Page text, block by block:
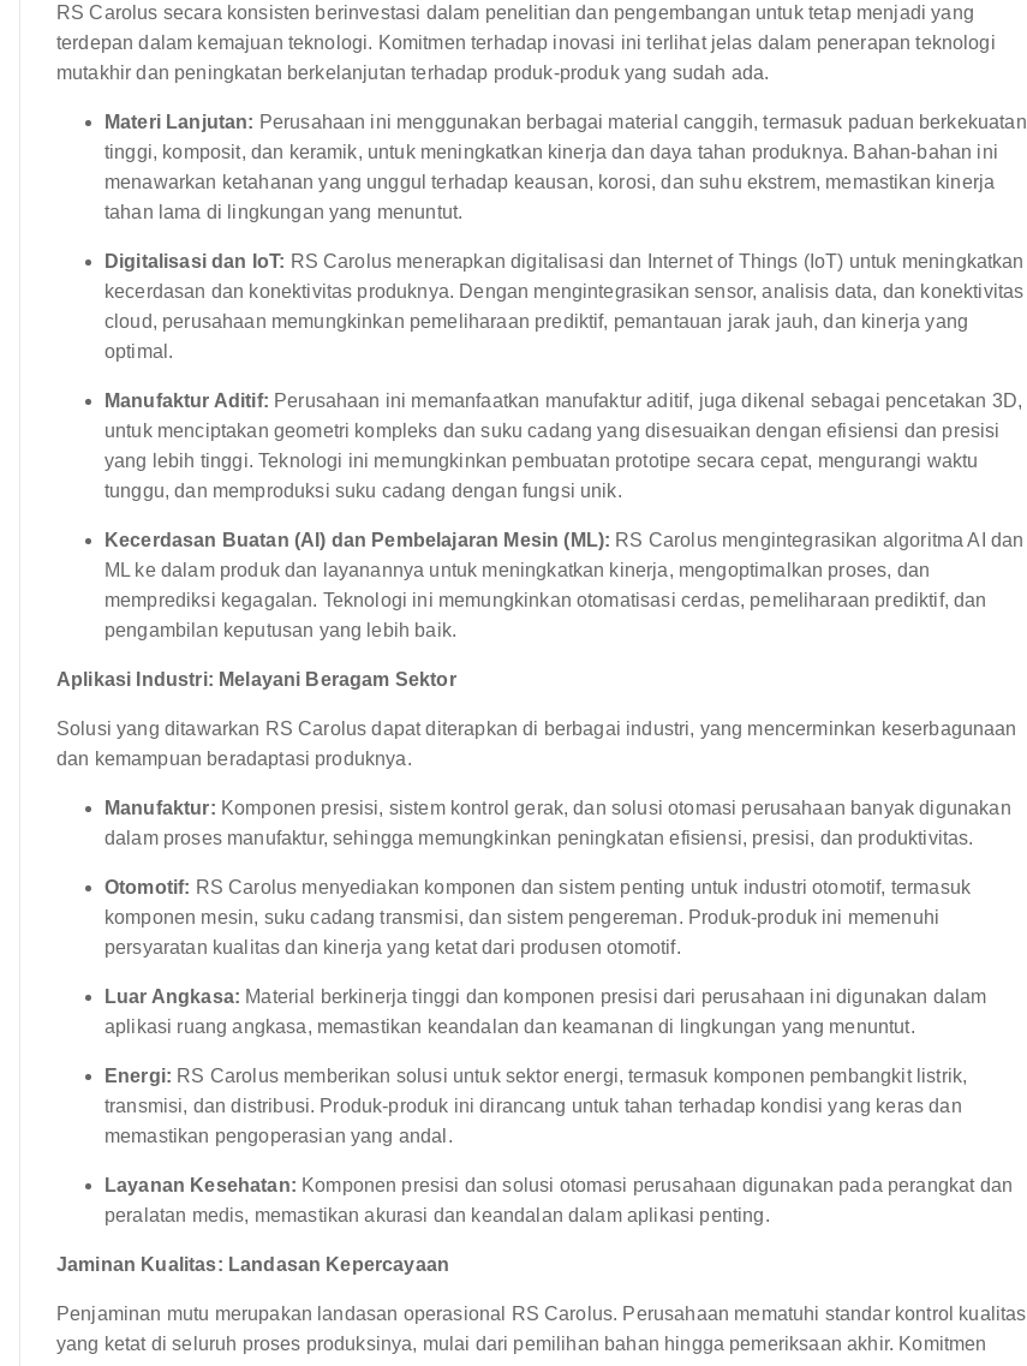
RS Carolus secara konsisten berinvestasi dalam penelitian dan pengembangan untuk tetap menjadi yang
terdepan dalam kemajuan teknologi. Komitmen terhadap inovasi ini terlihat jelas dalam penerapan teknologi
mutakhir dan peningkatan berkelanjutan terhadap produk-produk yang sudah ada.
Materi Lanjutan: Perusahaan ini menggunakan berbagai material canggih, termasuk paduan berkekuatan
tinggi, komposit, dan keramik, untuk meningkatkan kinerja dan daya tahan produknya. Bahan-bahan ini
menawarkan ketahanan yang unggul terhadap keausan, korosi, dan suhu ekstrem, memastikan kinerja
tahan lama di lingkungan yang menuntut.
Digitalisasi dan IoT: RS Carolus menerapkan digitalisasi dan Internet of Things (IoT) untuk meningkatkan
kecerdasan dan konektivitas produknya. Dengan mengintegrasikan sensor, analisis data, dan konektivitas
cloud, perusahaan memungkinkan pemeliharaan prediktif, pemantauan jarak jauh, dan kinerja yang
optimal.
Manufaktur Aditif: Perusahaan ini memanfaatkan manufaktur aditif, juga dikenal sebagai pencetakan 3D,
untuk menciptakan geometri kompleks dan suku cadang yang disesuaikan dengan efisiensi dan presisi
yang lebih tinggi. Teknologi ini memungkinkan pembuatan prototipe secara cepat, mengurangi waktu
tunggu, dan memproduksi suku cadang dengan fungsi unik.
Kecerdasan Buatan (AI) dan Pembelajaran Mesin (ML): RS Carolus mengintegrasikan algoritma AI dan
ML ke dalam produk dan layanannya untuk meningkatkan kinerja, mengoptimalkan proses, dan
memprediksi kegagalan. Teknologi ini memungkinkan otomatisasi cerdas, pemeliharaan prediktif, dan
pengambilan keputusan yang lebih baik.
Aplikasi Industri: Melayani Beragam Sektor
Solusi yang ditawarkan RS Carolus dapat diterapkan di berbagai industri, yang mencerminkan keserbagunaan
dan kemampuan beradaptasi produknya.
Manufaktur: Komponen presisi, sistem kontrol gerak, dan solusi otomasi perusahaan banyak digunakan
dalam proses manufaktur, sehingga memungkinkan peningkatan efisiensi, presisi, dan produktivitas.
Otomotif: RS Carolus menyediakan komponen dan sistem penting untuk industri otomotif, termasuk
komponen mesin, suku cadang transmisi, dan sistem pengereman. Produk-produk ini memenuhi
persyaratan kualitas dan kinerja yang ketat dari produsen otomotif.
Luar Angkasa: Material berkinerja tinggi dan komponen presisi dari perusahaan ini digunakan dalam
aplikasi ruang angkasa, memastikan keandalan dan keamanan di lingkungan yang menuntut.
Energi: RS Carolus memberikan solusi untuk sektor energi, termasuk komponen pembangkit listrik,
transmisi, dan distribusi. Produk-produk ini dirancang untuk tahan terhadap kondisi yang keras dan
memastikan pengoperasian yang andal.
Layanan Kesehatan: Komponen presisi dan solusi otomasi perusahaan digunakan pada perangkat dan
peralatan medis, memastikan akurasi dan keandalan dalam aplikasi penting.
Jaminan Kualitas: Landasan Kepercayaan
Penjaminan mutu merupakan landasan operasional RS Carolus. Perusahaan mematuhi standar kontrol kualitas
yang ketat di seluruh proses produksinya, mulai dari pemilihan bahan hingga pemeriksaan akhir. Komitmen